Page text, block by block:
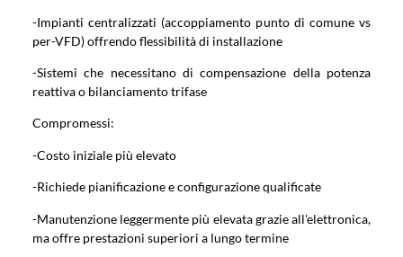
-Impianti centralizzati (accoppiamento punto di comune vs
per-VFD) offrendo flessibilità di installazione
-Sistemi che necessitano di compensazione della potenza
reattiva o bilanciamento trifase
Compromessi:
-Costo iniziale più elevato
-Richiede pianificazione e configurazione qualificate
-Manutenzione leggermente più elevata grazie all'elettronica,
ma offre prestazioni superiori a lungo termine